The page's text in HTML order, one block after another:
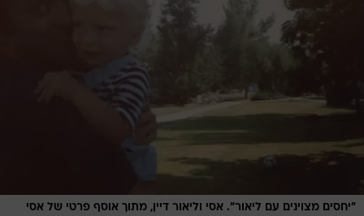
"יחסים מצוינים עם ליאור". אסי וליאור דיין, מתוך אוסף פרטי של אסי